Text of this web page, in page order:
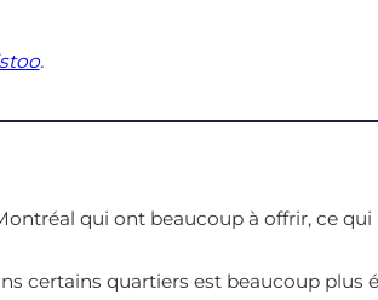
.
qui ont beaucoup à offrir, ce
certains quartiers est beaucoup plus